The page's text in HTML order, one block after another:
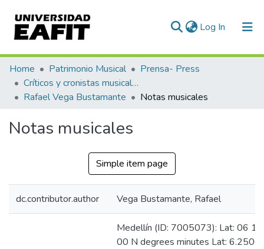
Log In (current)
Communities & Collections
All of DSpace
Home Patrimonio Musical
Prensa- Press
Críticos y cronistas musicales
Rafael Vega Bustamante
Notas musicales
Notas musicales
Simple item page
dc.contributor.author Vega Bustamante, Rafael
Medellín (ID: 7005073): Lat: 06 15
00 N degrees minutes Lat: 6.2500